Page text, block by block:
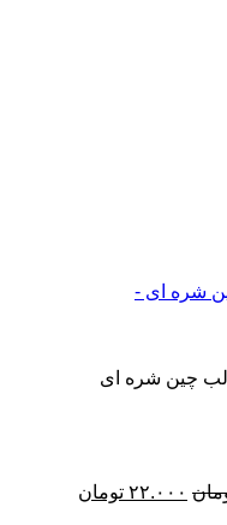
چین شره ای
قیمت
۲۲.۰۰۰ تومان